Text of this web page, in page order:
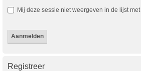
Mij deze sessie niet weergeven in de lijst
Registreer